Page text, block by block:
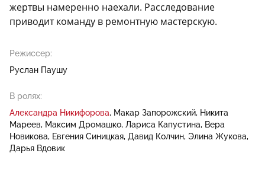
жертвы намеренно наехали. Расследование
приводит команду в ремонтную мастерскую.
Режиссер:
Руслан Паушу
В ролях:
Александра Никифорова
Макар Запорожский Никита
Мареев
Максим Дромашко Лариса Капустина
Вера
Новикова
Евгения Синицкая Давид Колчин Элина Жукова
Дарья Вдовик